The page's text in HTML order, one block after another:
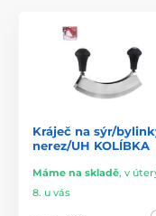
Kráječ na sýr/
nerez/UH KOLÍBKA
Máme na skladě, v
8. u vás